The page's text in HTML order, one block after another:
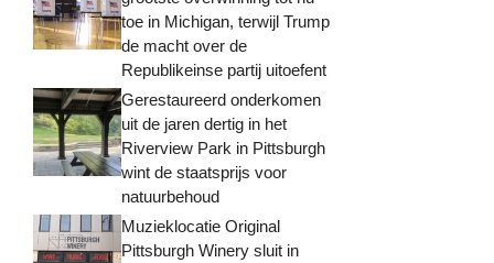
toe in Michigan, terwijl Trump
de macht over de
Republikeinse partij uitoefent
Gerestaureerd onderkomen
uit de jaren dertig in het
Riverview Park in Pittsburgh
wint de staatsprijs voor
natuurbehoud
Muzieklocatie Original
Pittsburgh Winery sluit in